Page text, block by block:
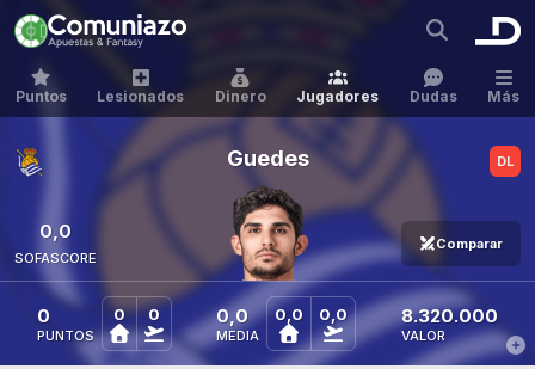
Puntos Lesionados Dinero Jugadores Dudas Más
Guedes
Comparar
0,0
SOFASCORE
0
PUNTOS
0 0 0,0
MEDIA
0,0 0,0 8.320.000
VALOR